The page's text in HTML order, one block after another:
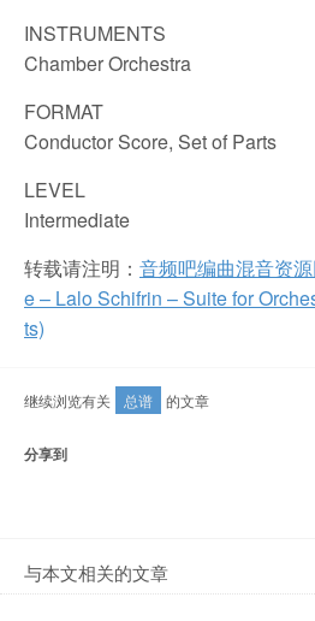
INSTRUMENTS
Chamber Orchestra
FORMAT
Conductor Score, Set of Parts
LEVEL
Intermediate
转载请注明： 音频吧编曲混音资
e – Lalo Schifrin – Suite for
ts)
继续浏览有关 总谱 的文章
分享到
与本文相关的文章